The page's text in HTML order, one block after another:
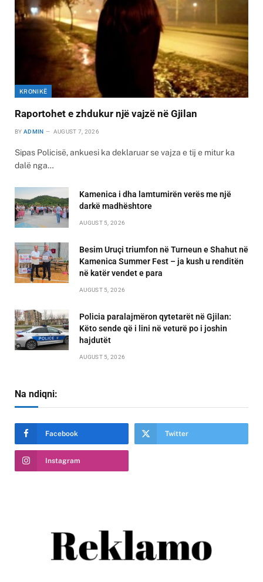
KRONIKË
Raportohet e zhdukur një vajzë në Gjilan
BY ADMIN AUGUST 7, 2026
Sipas Policisë, ankuesi ka deklaruar se vajza e tij e mitur ka
dalë nga…
Kamenica i dha lamtumirën verës me një
darkë madhështore
AUGUST 5, 2026
Besim Uruçi triumfon në Turneun e Shahut në
Kamenica Summer Fest – ja kush u renditën
në katër vendet e para
AUGUST 5, 2026
Policia paralajmëron qytetarët në Gjilan:
Këto sende që i lini në veturë po i joshin
hajdutët
AUGUST 5, 2026
Na ndiqni:
Facebook Twitter
Instagram